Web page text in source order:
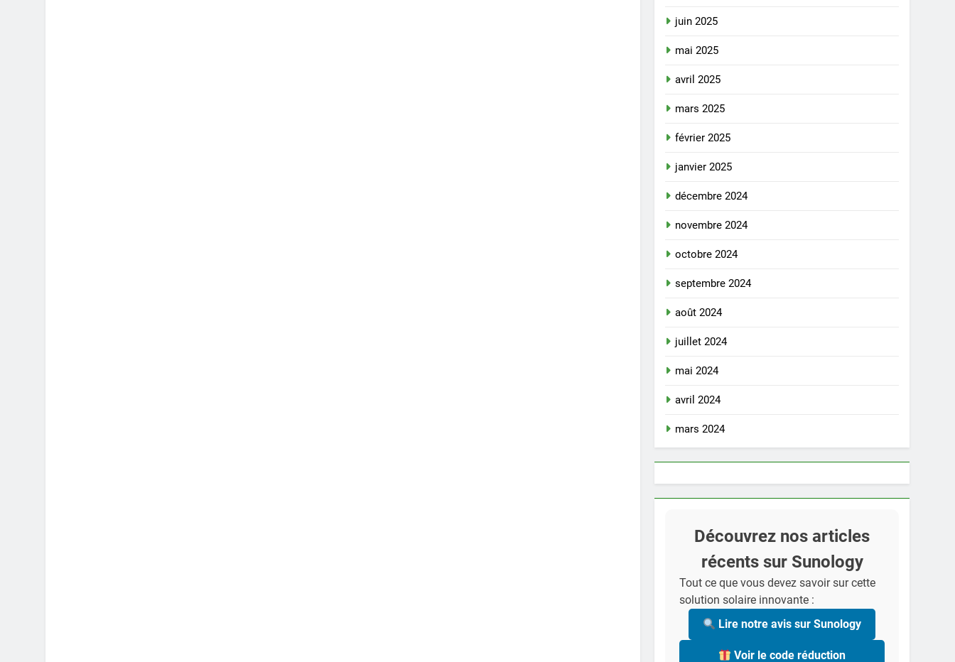
juin 2025
mai 2025
avril 2025
mars 2025
février 2025
janvier 2025
décembre 2024
novembre 2024
octobre 2024
septembre 2024
août 2024
juillet 2024
mai 2024
avril 2024
mars 2024
Découvrez nos articles
récents sur Sunology
Tout ce que vous devez savoir sur cette
solution solaire innovante :
Lire notre avis sur Sunology
Voir le code réduction